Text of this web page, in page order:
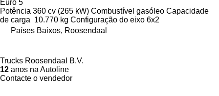
Euro 5
Potência 360 cv (265 kW) Combustível gasóleo Capacidade
de carga 10.770 kg Configuração do eixo 6x2
Países Baixos, Roosendaal
Trucks Roosendaal B.V.
12 anos na Autoline
Contacte o vendedor